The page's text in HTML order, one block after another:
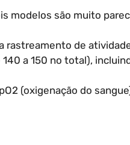
modelos são muito
rastreamento de
a 150 no total),
(oxigenação do